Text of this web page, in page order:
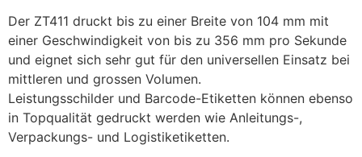
Der ZT411 druckt bis zu einer Breite von 104 mm mit
einer Geschwindigkeit von bis zu 356 mm pro Sekunde
und eignet sich sehr gut für den universellen Einsatz bei
mittleren und grossen Volumen.
Leistungsschilder und Barcode-Etiketten können ebenso
in Topqualität gedruckt werden wie Anleitungs-,
Verpackungs- und Logistiketiketten.